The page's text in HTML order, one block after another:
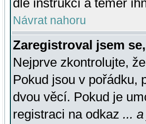
dle instrukcí a téměř
Návrat nahoru
Zaregistroval jsem
Nejprve zkontrolujte,
Pokud jsou v pořádku,
dvou věcí. Pokud je
registraci na odkaz ...